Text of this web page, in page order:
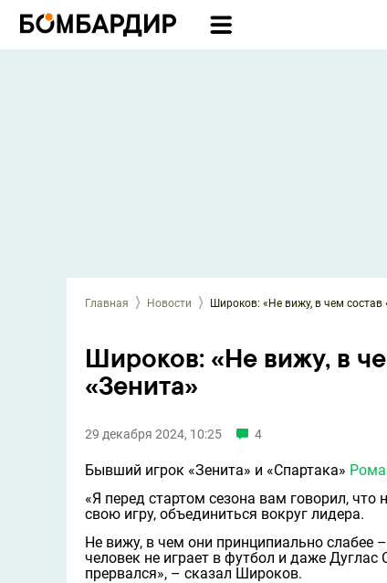
Главная Новости Широков: «Не вижу, в чем состав
Широков: «Не вижу, в
«Зенита»
29 декабря 2024, 10:25 4
Бывший игрок «Зенита» и «Спартака»
«Я перед стартом сезона вам говорил, что
свою игру, объединиться вокруг лидера.
Не вижу, в чeм они принципиально слабее
человек не играет в футбол и даже
прервался», – сказал Широков.